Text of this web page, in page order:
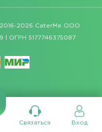
Связаться Вход
2026 CaterMe ООО
| ОГРН 5177746375087